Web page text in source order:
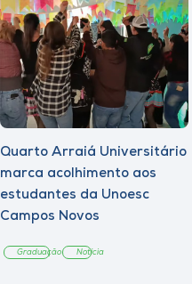
Quarto Arraiá Universitário
marca acolhimento aos
estudantes da Unoesc
Campos Novos
Graduação Notícia